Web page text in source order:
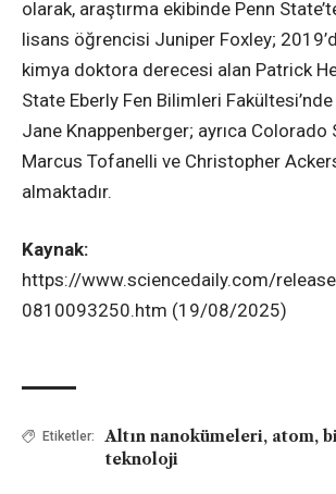
olarak, araştırma ekibinde Penn
lisans öğrencisi Juniper Foxley;
kimya doktora derecesi alan Patrick
State Eberly Fen Bilimleri Fakültesi’nde
Jane Knappenberger; ayrıca Colorado
Marcus Tofanelli ve Christopher
almaktadır.
Kaynak:
https://www.sciencedaily.com/
0810093250.htm (19/08/2025)
Etiketler: Altın nanokümeleri, atom,
teknoloji